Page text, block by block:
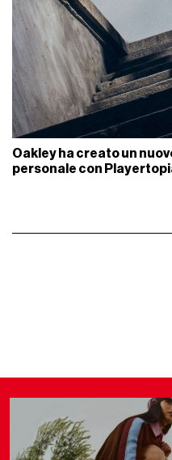
Oakley ha creato un
personale con